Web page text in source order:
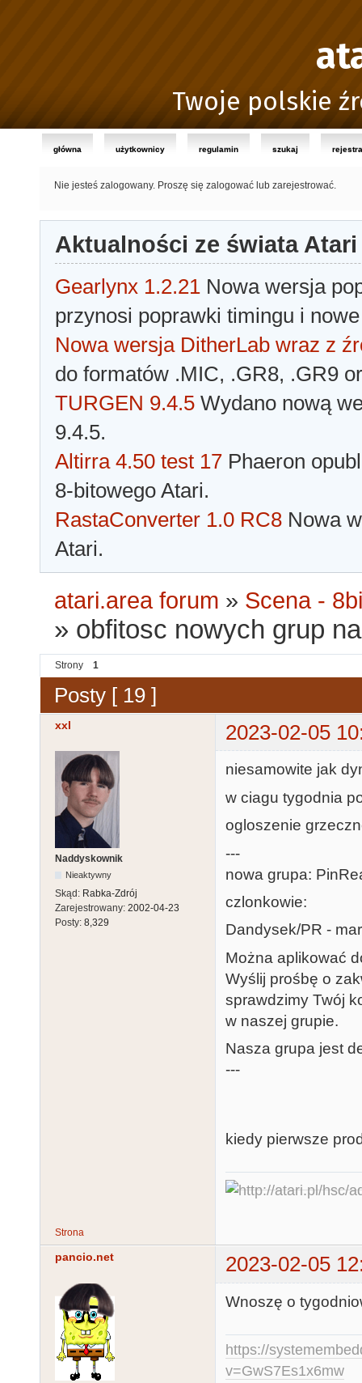
Twoje polskie
główna użytkownicy regulamin szukaj
Nie jesteś zalogowany. Proszę się zalogować lub zarejestrować.
Aktualności ze świata Atari
Gearlynx 1.2.21 Nowa wersja
przynosi poprawki timingu i
Nowa wersja DitherLab wraz z
do formatów .MIC, .GR8, .GR9
TURGEN 9.4.5 Wydano nową
9.4.5.
Altirra 4.50 test 17 Phaeron
8-bitowego Atari.
RastaConverter 1.0 RC8 Nowa
Atari.
atari.area forum » Scena -
» obfitosc nowych grup
Strony 1
Posty [ 19 ]
xxl 2023-02-05
Naddyskownik
Nieaktywny
Skąd: Rabka-Zdrój
Zarejestrowany: 2002-04-23
Posty: 8,329
niesamowite jak
w ciagu tygodnia
ogloszenie
---
nowa grupa:
czlonkowie:
Dandysek/PR -
Można aplikować
Wyślij prośbę o
sprawdzimy Twój
w naszej grupie.
Nasza grupa jest
---
kiedy pierwsze
Strona
pancio.net 2023-02-05
Wnoszę o
https://
v=GwS7Es1x6mw